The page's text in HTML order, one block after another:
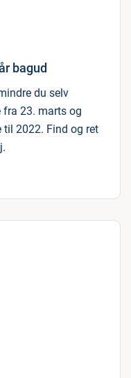
bagud
du selv
fra 23. marts og
2022. Find og ret